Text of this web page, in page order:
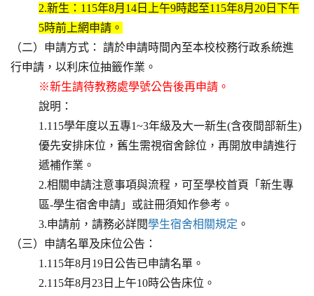
2.新生：115年8月14日上午9時起至115年8月20日下午
5時前上網申請。
（二）申請方式： 請於申請時間內至本校校務行政系統進
行申請，以利床位抽籤作業。
※新生請待教務處學號公告後再申請。
說明：
1.115學年度以五專1~3年級及大一新生(含夜間部新生)
優先安排床位，舊生需視宿舍餘位，再開放申請進行
遞補作業。
2.相關申請注意事項與流程，可至學校首頁「新生專
區-學生宿舍申請」或註冊須知作參考。
3.申請前，請務必詳閱學生宿舍相關規定 。
（三）申請名單及床位公告：
1.115年8月19日公告已申請名單。
2.115年8月23日上午10時公告床位。